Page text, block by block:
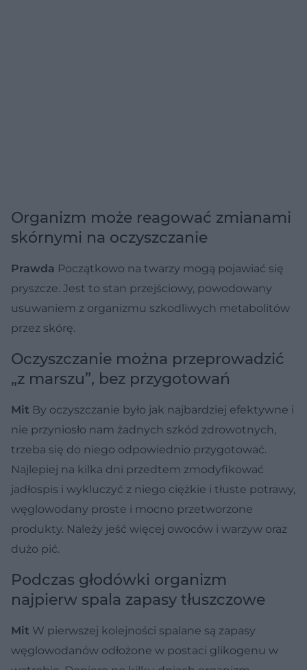
Organizm może reagować zmianami
skórnymi na oczyszczanie
Prawda Początkowo na twarzy mogą pojawiać się
pryszcze. Jest to stan przejściowy, powodowany
usuwaniem z organizmu szkodliwych metabolitów
przez skórę.
Oczyszczanie można przeprowadzić
„z marszu”, bez przygotowań
Mit By oczyszczanie było jak najbardziej efektywne i
nie przyniosło nam żadnych szkód zdrowotnych,
trzeba się do niego odpowiednio przygotować.
Najlepiej na kilka dni przedtem zmodyfikować
jadłospis i wykluczyć z niego ciężkie i tłuste potrawy,
węglowodany proste i mocno przetworzone
produkty. Należy jeść więcej owoców i warzyw oraz
dużo pić.
Podczas głodówki organizm
najpierw spala zapasy tłuszczowe
Mit W pierwszej kolejności spalane są zapasy
węglowodanów odłożone w postaci glikogenu w